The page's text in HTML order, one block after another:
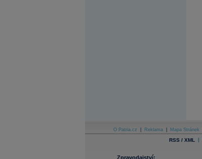
O Patria.cz Reklama Mapa Stránek
RSS / XML |
Zpravodajství: